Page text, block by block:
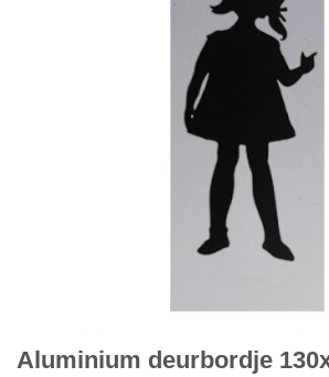
Aluminium deurbordje